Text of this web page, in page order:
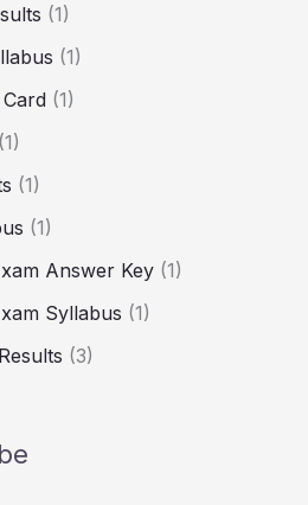
(1)
(1)
(1)
(1)
(1)
(1)
Answer Key(1)
Syllabus (1)
(3)